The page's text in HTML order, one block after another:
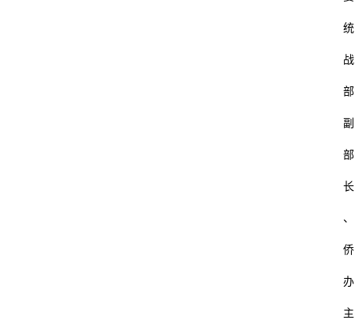
统
战
部
副
部
长
、
侨
办
主